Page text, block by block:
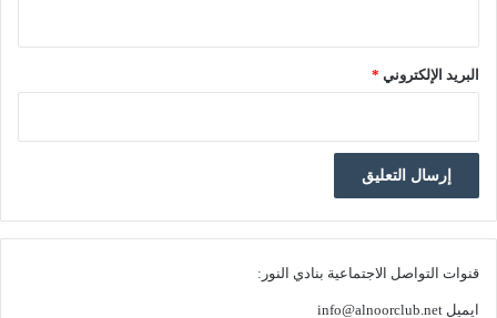
البريد الإلكتروني *
قنوات التواصل الاجتماعية بنادي النور:
ايميل info@alnoorclub.net